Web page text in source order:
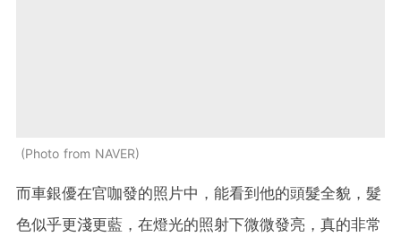
Photo from NAVER
而車銀優在官咖發的照片中，能看到他的頭髮全貌，髮
色似乎更淺更藍，在燈光的照射下微微發亮，真的非常